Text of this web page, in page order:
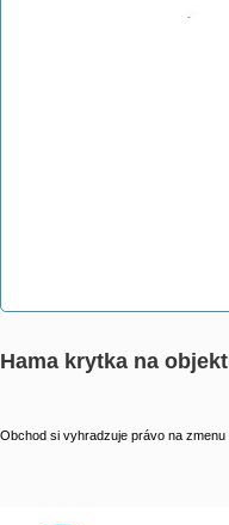
Hama krytka na
Obchod si vyhradzuje právo na